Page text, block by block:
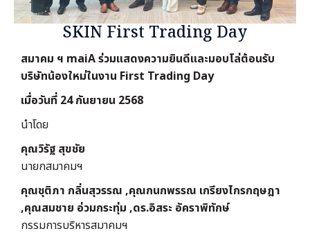
SKIN First Trading Day
สมาคม ฯ maiA ร่วมแสดงความยินดีและมอบโล่ต้อนรับ
บริษัทน้องใหม่ในงาน First Trading Day
เมื่อวันที่ 24 กันยายน 2568
นำโดย
คุณวิรัฐ สุขชัย
นายกสมาคมฯ
คุณชุติภา กลิ่นสุวรรณ ,คุณกนกพรรณ เกรียงไกรกฤษฎา
,คุณสมชาย อ่วมกระทุ่ม ,ดร.อิสระ อัคราพิทักษ์
กรรมการบริหารสมาคมฯ